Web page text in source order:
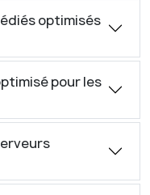
optimisés
pour les